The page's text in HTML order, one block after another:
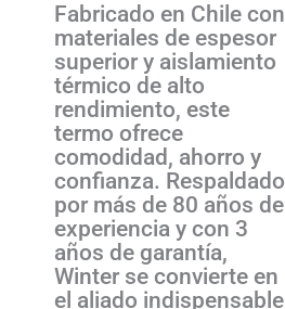
Fabricado en Chile con
materiales de espesor
superior y aislamiento
térmico de alto
rendimiento, este
termo ofrece
comodidad, ahorro y
confianza. Respaldado
por más de 80 años de
experiencia y con 3
años de garantía,
Winter se convierte en
el aliado indispensable